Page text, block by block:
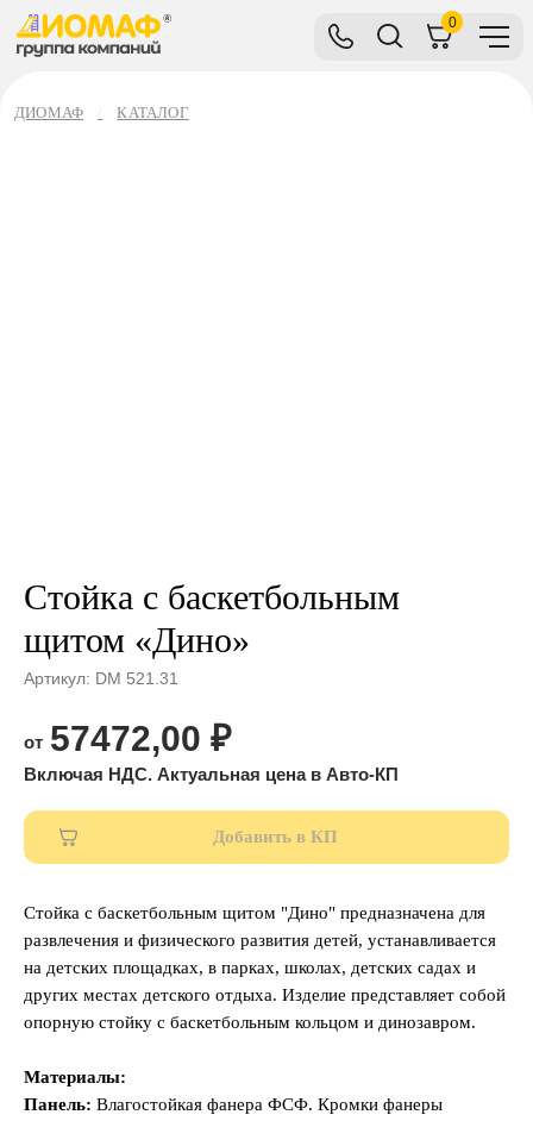
0
ДИОМАФ КАТАЛОГ
Стойка с баскетбольным
щитом «Дино»
Артикул: DM 521.31
57472,00 ₽
Добавить в КП
Стойка с баскетбольным щитом "Дино" предназначена для
развлечения и физического развития детей, устанавливается
на детских площадках, в парках, школах, детских садах и
других местах детского отдыха. Изделие представляет собой
опорную стойку с баскетбольным кольцом и динозавром.
Материалы:
Панель: Влагостойкая фанера ФСФ. Кромки фанеры